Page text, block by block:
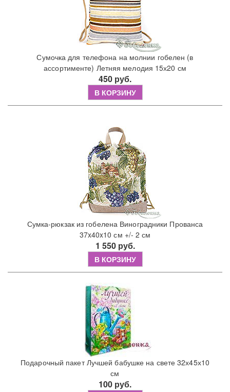
Сумочка для телефона на молнии гобелен (в
ассортименте) Летняя мелодия 15х20 см
450 руб.
В КОРЗИНУ
Сумка-рюкзак из гобелена Виноградники Прованса
37x40x10 см +/- 2 см
1 550 руб.
В КОРЗИНУ
Подарочный пакет Лучшей бабушке на свете 32х45х10
см
100 руб.